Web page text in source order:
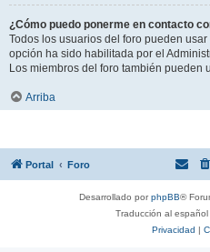
¿Cómo puedo ponerme en contacto
Todos los usuarios del foro pueden
opción ha sido habilitada por el
Los miembros del foro también pueden
Arriba
Portal Foro
Desarrollado porphpBB®
Traducción al
Privacidad |